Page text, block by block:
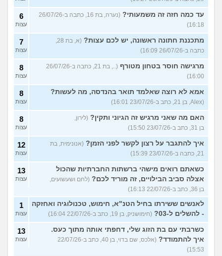
עד כמה חזה זה משמעותי?
(נערה, בת 16, כתבה ב-26/07/26
16:18)
6
עצות
מתכננת חתונה ראשונה, יש לכם עצות?
כתבה ב-26/07/26 16:09)
7
עצות
מרגישה חוסר בטחון מטורף
(.., בת 21, כתבה ב-26/07/26
16:00)
8
עצות
אמא לא רוצה שאלמד תואר בהנדסה, מה לעשות?
(Alex, בן 21, כתב ב-23/07/26 16:01)
8
עצות
האם מה שאני מרגיש זה הגיוני ותקין? (לירון,
בן 31, כתב ב-23/07/26 15:50)
8
עצות
איך להתגבר על רצון לקשר לפני הזמן? (אנונימית, בת
21, כתבה ב-23/07/26 15:39)
12
עצות
כשאתם רואים מישהי ברשתות החברתיות שהכול
אצלה סביב הבילויים, זה מוריד לכם? (לחם ושעשועים,
בן 36, כתב ב-22/07/26 16:13)
13
עצות
לאנשים ששירתו בחיל הטנ"א, חימוש, טכנולוגיה ואחזקה
- להשלים ל-03?
(חימושניק, בן 19, כתב ב-22/07/26 16:04)
1
עצות
כשרבתי עם בת הזוג שלי, דחפתי אותה מתוך כעס.
איך להתמודד?
(אלכס, שם בדוי, בן 40, כתב ב-22/07/26
15:53)
13
עצות